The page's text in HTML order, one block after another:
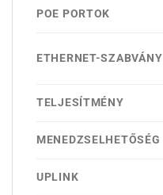
POE PORTOK
ETHERNET-SZABVÁNY
TELJESÍTMÉNY
MENEDZSELHETŐSÉG
UPLINK